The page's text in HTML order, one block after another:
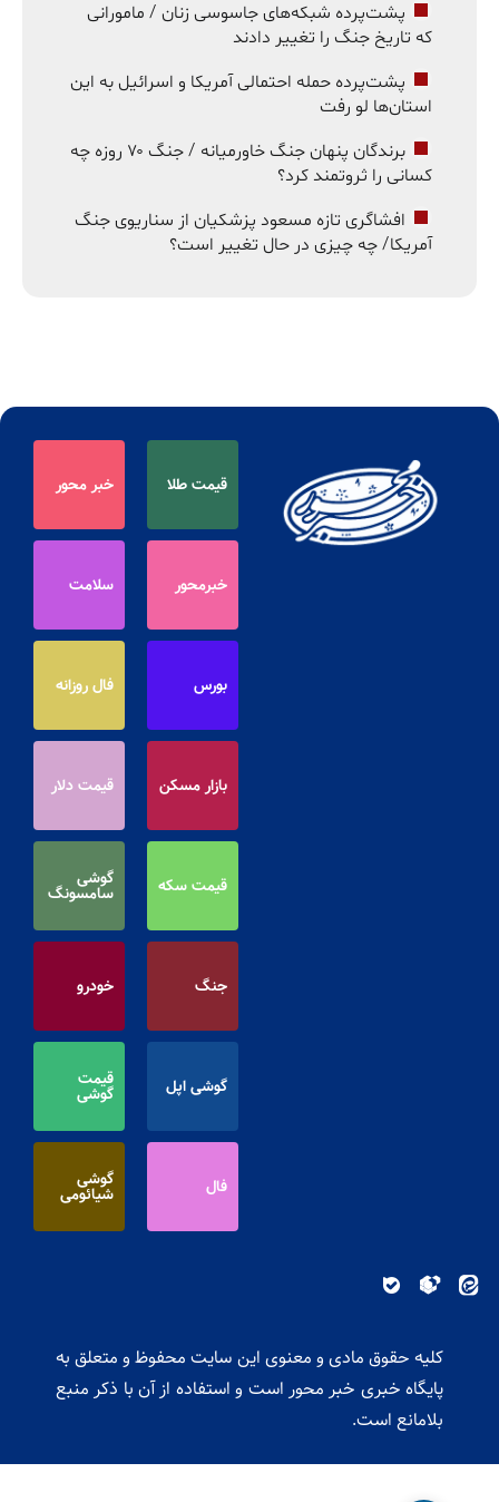
پشت‌پرده شبکه‌های جاسوسی زنان / مامورانی
که تاریخ جنگ را تغییر دادند
پشت‌پرده حمله احتمالی آمریکا و اسرائیل به این
استان‌ها لو رفت
برندگان پنهان جنگ خاورمیانه / جنگ ۷۰ روزه چه
کسانی را ثروتمند کرد؟
افشاگری تازه مسعود پزشکیان از سناریوی جنگ
آمریکا/ چه چیزی در حال تغییر است؟
قیمت طلا خبر محور
خبرمحور سلامت
بورس فال روزانه
بازار مسکن قیمت دلار
قیمت سکه گوشی
سامسونگ
جنگ خودرو
گوشی اپل قیمت
گوشی
فال گوشی
شیائومی
کلیه حقوق مادی و معنوی این سایت محفوظ و متعلق به
پایگاه خبری خبر محور است و استفاده از آن با ذکر منبع
بلامانع است.